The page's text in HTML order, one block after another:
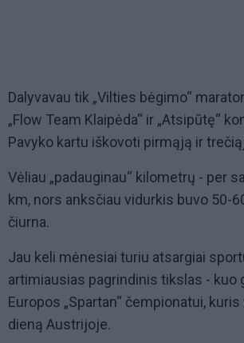
Dalyvavau tik „Vilties bėgimo“
„Flow Team Klaipėda“ ir „Atsipūtę“
Pavyko kartu iškovoti pirmąją ir
Vėliau „padauginau“ kilometrų - per
km, nors anksčiau vidurkis buvo 50-
čiurna.
Jau keli mėnesiai turiu atsargiai
artimiausias pagrindinis tikslas - kuo
Europos „Spartan“ čempionatui,
dieną Austrijoje.